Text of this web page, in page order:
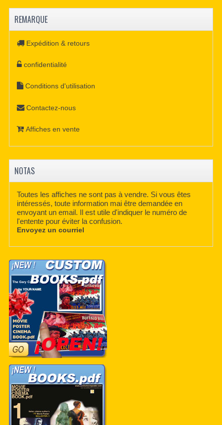
REMARQUE
Expédition & retours
confidentialité
Conditions d'utilisation
Contactez-nous
Affiches en vente
NOTAS
Toutes les affiches ne sont pas à vendre. Si vous êtes
intéressés, toute information mai être demandée en
envoyant un email. Il est utile d'indiquer le numéro de
l'entente pour éviter la confusion.
Envoyez un courriel